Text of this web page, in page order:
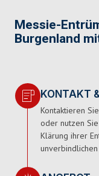
Messie-
Burgenland
KONTAKT
Kontaktieren
oder nutzen
Klärung ihrer